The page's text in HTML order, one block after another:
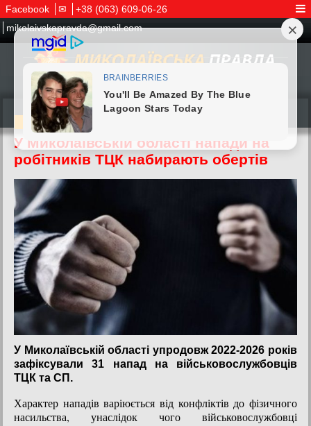
Facebook ✉
+38 (063) 609-06-26
mikolaivskapravda@gmail.com
12.04.2026
У Миколаївській області напади на
робітників ТЦК набирають обертів
У Миколаївській області упродовж 2022-2026 років
зафіксували 31 напад на військовослужбовців
ТЦК та СП.
Характер нападів варіюється від конфліктів до фізичного
насильства, унаслідок чого військовослужбовці